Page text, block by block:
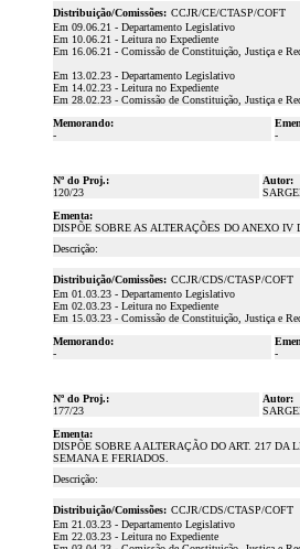
Distribuição/Comissões: CCJR/CE/CTASP/COFT
Em 09.06.21 - Departamento Legislativo
Em 10.06.21 - Leitura no Expediente
Em 16.06.21 - Comissão de Constituição, Justiça e
Em 13.02.23 - Departamento Legislativo
Em 14.02.23 - Leitura no Expediente
Em 28.02.23 - Comissão de Constituição, Justiça e
Memorando:
-
-
Nº do Proj.:
120/23
Autor:
Ementa:
DISPÕE SOBRE AS ALTERAÇÕES DO ANEXO
Descrição:
Distribuição/Comissões: CCJR/CDS/CTASP/COFT
Em 01.03.23 - Departamento Legislativo
Em 02.03.23 - Leitura no Expediente
Em 15.03.23 - Comissão de Constituição, Justiça e
Memorando:
-
-
Nº do Proj.:
177/23
Autor:
Ementa:
DISPÕE SOBRE A ALTERAÇÃO DO ART. 217
SEMANA E FERIADOS.
Descrição:
Distribuição/Comissões: CCJR/CDS/CTASP/COFT
Em 21.03.23 - Departamento Legislativo
Em 22.03.23 - Leitura no Expediente